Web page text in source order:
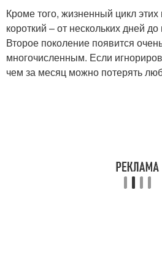
Кроме того, жизненный цикл
короткий – от нескольких дней
Второе поколение появится
многочисленным. Если
чем за месяц можно потерять